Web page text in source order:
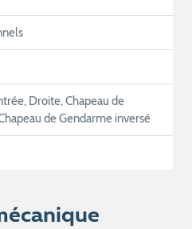
Droite, Chapeau de
de Gendarme inversé